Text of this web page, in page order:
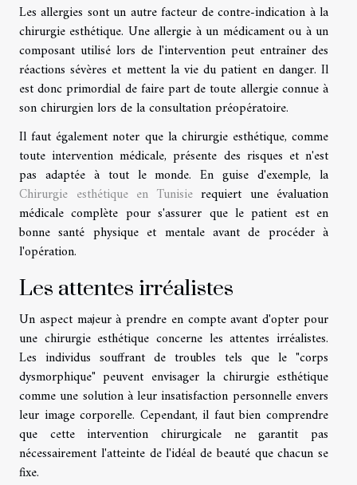
Les allergies sont un autre facteur de contre-indication à la
chirurgie esthétique. Une allergie à un médicament ou à un
composant utilisé lors de l'intervention peut entraîner des
réactions sévères et mettent la vie du patient en danger. Il
est donc primordial de faire part de toute allergie connue à
son chirurgien lors de la consultation préopératoire.
Il faut également noter que la chirurgie esthétique, comme
toute intervention médicale, présente des risques et n'est
pas adaptée à tout le monde. En guise d'exemple, la
Chirurgie esthétique en Tunisierequiert une évaluation
médicale complète pour s'assurer que le patient est en
bonne santé physique et mentale avant de procéder à
l'opération.
Les attentes irréalistes
Un aspect majeur à prendre en compte avant d'opter pour
une chirurgie esthétique concerne les attentes irréalistes.
Les individus souffrant de troubles tels que le "corps
dysmorphique" peuvent envisager la chirurgie esthétique
comme une solution à leur insatisfaction personnelle envers
leur image corporelle. Cependant, il faut bien comprendre
que cette intervention chirurgicale ne garantit pas
nécessairement l'atteinte de l'idéal de beauté que chacun se
fixe.